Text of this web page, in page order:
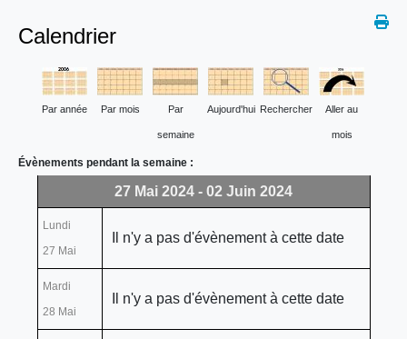
Calendrier
Par année Par mois Par
semaine
Aujourd'hui Rechercher Aller au
mois
Évènements pendant la semaine :
27 Mai 2024 - 02 Juin 2024
Lundi
27 Mai
Il n'y a pas d'évènement à cette date
Mardi
28 Mai
Il n'y a pas d'évènement à cette date